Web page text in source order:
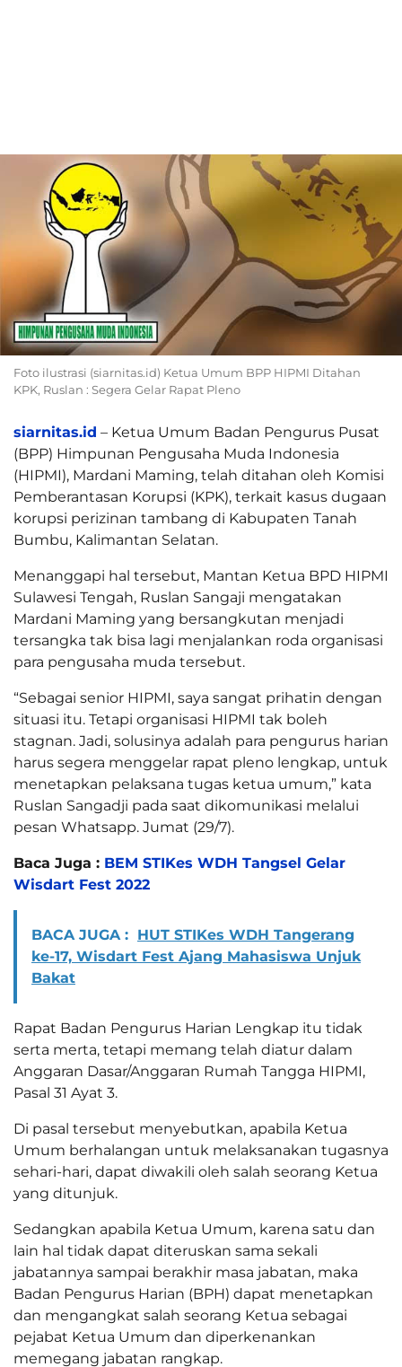
Foto ilustrasi (siarnitas.id) Ketua Umum BPP HIPMI Ditahan
KPK, Ruslan : Segera Gelar Rapat Pleno
siarnitas.id – Ketua Umum Badan Pengurus Pusat
(BPP) Himpunan Pengusaha Muda Indonesia
(HIPMI), Mardani Maming, telah ditahan oleh Komisi
Pemberantasan Korupsi (KPK), terkait kasus dugaan
korupsi perizinan tambang di Kabupaten Tanah
Bumbu, Kalimantan Selatan.
Menanggapi hal tersebut, Mantan Ketua BPD HIPMI
Sulawesi Tengah, Ruslan Sangaji mengatakan
Mardani Maming yang bersangkutan menjadi
tersangka tak bisa lagi menjalankan roda organisasi
para pengusaha muda tersebut.
“Sebagai senior HIPMI, saya sangat prihatin dengan
situasi itu. Tetapi organisasi HIPMI tak boleh
stagnan. Jadi, solusinya adalah para pengurus harian
harus segera menggelar rapat pleno lengkap, untuk
menetapkan pelaksana tugas ketua umum,” kata
Ruslan Sangadji pada saat dikomunikasi melalui
pesan Whatsapp. Jumat (29/7).
Baca Juga : BEM STIKes WDH Tangsel Gelar
Wisdart Fest 2022
BACA JUGA : HUT STIKes WDH Tangerang
ke-17, Wisdart Fest Ajang Mahasiswa Unjuk
Bakat
Rapat Badan Pengurus Harian Lengkap itu tidak
serta merta, tetapi memang telah diatur dalam
Anggaran Dasar/Anggaran Rumah Tangga HIPMI,
Pasal 31 Ayat 3.
Di pasal tersebut menyebutkan, apabila Ketua
Umum berhalangan untuk melaksanakan tugasnya
sehari-hari, dapat diwakili oleh salah seorang Ketua
yang ditunjuk.
Sedangkan apabila Ketua Umum, karena satu dan
lain hal tidak dapat diteruskan sama sekali
jabatannya sampai berakhir masa jabatan, maka
Badan Pengurus Harian (BPH) dapat menetapkan
dan mengangkat salah seorang Ketua sebagai
pejabat Ketua Umum dan diperkenankan
memegang jabatan rangkap.